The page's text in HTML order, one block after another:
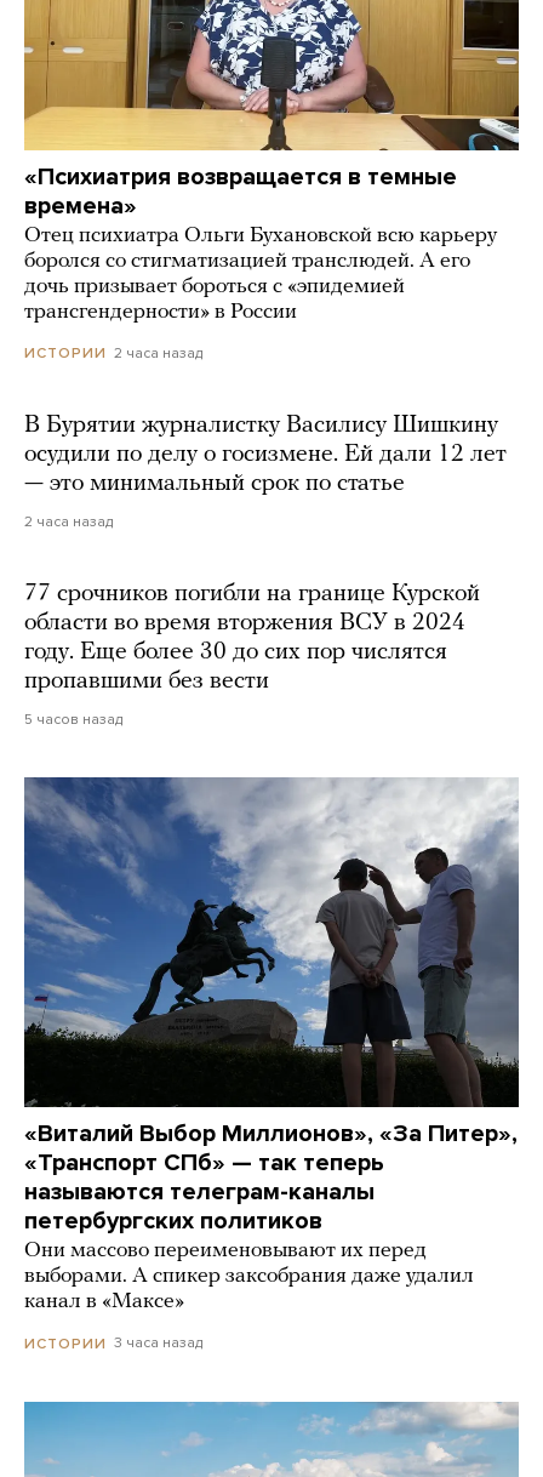
«Психиатрия возвращается в темные
времена»
Отец психиатра Ольги Бухановской всю карьеру
боролся со стигматизацией транслюдей. А его
дочь призывает бороться с «эпидемией
трансгендерности» в России
ИСТОРИИ 2 часа назад
В Бурятии журналистку Василису Шишкину
осудили по делу о госизмене. Ей дали 12 лет
— это минимальный срок по статье
2 часа назад
77 срочников погибли на границе Курской
области во время вторжения ВСУ в 2024
году. Еще более 30 до сих пор числятся
пропавшими без вести
5 часов назад
«Виталий Выбор Миллионов», «За Питер»,
«Транспорт СПб» — так теперь
называются телеграм-каналы
петербургских политиков
Они массово переименовывают их перед
выборами. А спикер заксобрания даже удалил
канал в «Максе»
ИСТОРИИ 3 часа назад